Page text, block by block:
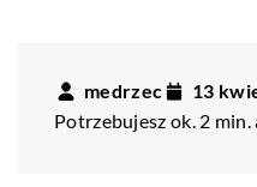
medrzec
13
Potrzebujesz ok. 2